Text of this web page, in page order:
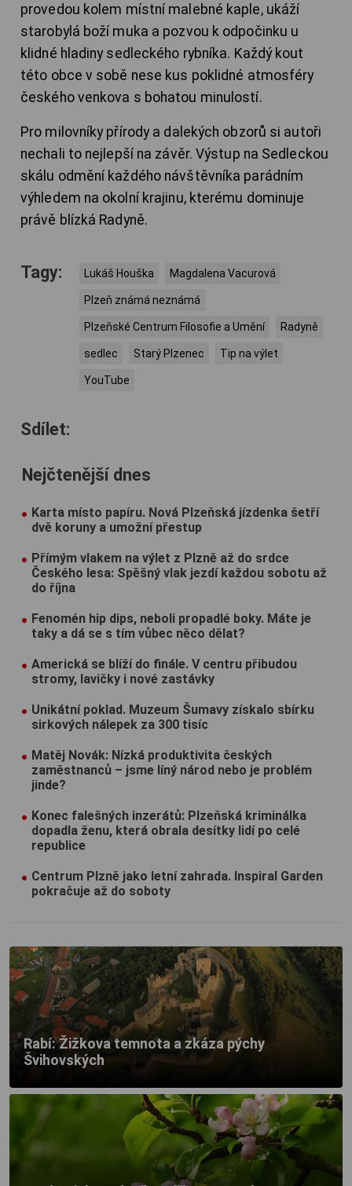
provedou kolem místní malebné kaple, ukáží
starobylá boží muka a pozvou k odpočinku u
klidné hladiny sedleckého rybníka. Každý kout
této obce v sobě nese kus poklidné atmosféry
českého venkova s bohatou minulostí.
Pro milovníky přírody a dalekých obzorů si autoři
nechali to nejlepší na závěr. Výstup na Sedleckou
skálu odmění každého návštěvníka parádním
výhledem na okolní krajinu, kterému dominuje
právě blízká Radyně.
Tagy: Lukáš Houška Magdalena Vacurová
Plzeň známá neznámá
Plzeňské Centrum Filosofie a Umění Radyně
sedlec Starý Plzenec Tip na výlet
YouTube
Sdílet:
Nejčtenější dnes
Karta místo papíru. Nová Plzeňská jízdenka šetří
dvě koruny a umožní přestup
Přímým vlakem na výlet z Plzně až do srdce
Českého lesa: Spěšný vlak jezdí každou sobotu až
do října
Fenomén hip dips, neboli propadlé boky. Máte je
taky a dá se s tím vůbec něco dělat?
Americká se blíží do finále. V centru přibudou
stromy, lavičky i nové zastávky
Unikátní poklad. Muzeum Šumavy získalo sbírku
sirkových nálepek za 300 tisíc
Matěj Novák: Nízká produktivita českých
zaměstnanců – jsme líný národ nebo je problém
jinde?
Konec falešných inzerátů: Plzeňská kriminálka
dopadla ženu, která obrala desítky lidí po celé
republice
Centrum Plzně jako letní zahrada. Inspiral Garden
pokračuje až do soboty
Rabí: Žižkova temnota a zkáza pýchy
Švihovských